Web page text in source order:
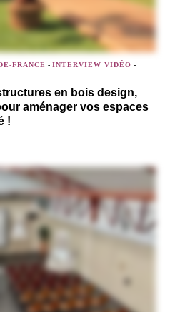
FRANCE - INTERVIEW VIDÉO -
en bois design,
aménager vos espaces
!